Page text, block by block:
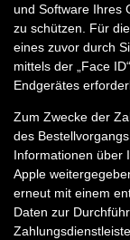
und Software Ihres
zu schützen. Für
eines zuvor durch
mittels der „Face
Endgerätes
Zum Zwecke der
des
Informationen über
Apple
erneut mit einem
Daten zur